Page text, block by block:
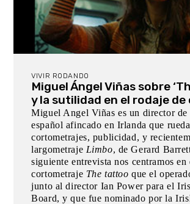
VIVIR RODANDO
Miguel Ángel Viñas sobre
y la sutilidad en el rodaje de
Miguel Angel Viñas es un director
español afincado en Irlanda que rueda
cortometrajes, publicidad, y
largometraje Limbo, de Gerard
siguiente entrevista nos centramos en
cortometraje The tattoo que el
junto al director Ian Power para el
Board, y que fue nominado por la